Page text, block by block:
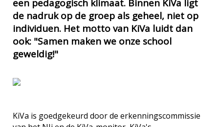
een pedagogisch klimaat. Binnen KiVa ligt
de nadruk op de groep als geheel, niet op
individuen. Het motto van KiVa luidt dan
ook: "Samen maken we onze school
geweldig!"
KiVa is goedgekeurd door de erkenningscommissie